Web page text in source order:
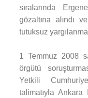
sıralarında
gözaltına alındı
tutuksuz
1 Temmuz 2008
örgütü
Yetkili
talimatıyla Ankara